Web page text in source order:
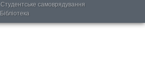
Студентське самоврядування
Бібліотека